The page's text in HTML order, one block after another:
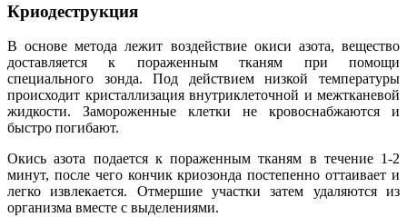
Криодеструкция
В основе метода лежит воздействие окиси азота, вещество
доставляется к пораженным тканям при помощи
специального зонда. Под действием низкой температуры
происходит кристаллизация внутриклеточной и межтканевой
жидкости. Замороженные клетки не кровоснабжаются и
быстро погибают.
Окись азота подается к пораженным тканям в течение 1-2
минут, после чего кончик криозонда постепенно оттаивает и
легко извлекается. Отмершие участки затем удаляются из
организма вместе с выделениями.